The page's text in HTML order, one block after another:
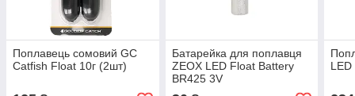
Поплавець сомовий GC
Catfish Float 10г (2шт)
Батарейка для поплавця
ZEOX LED Float Battery
BR425 3V
LED